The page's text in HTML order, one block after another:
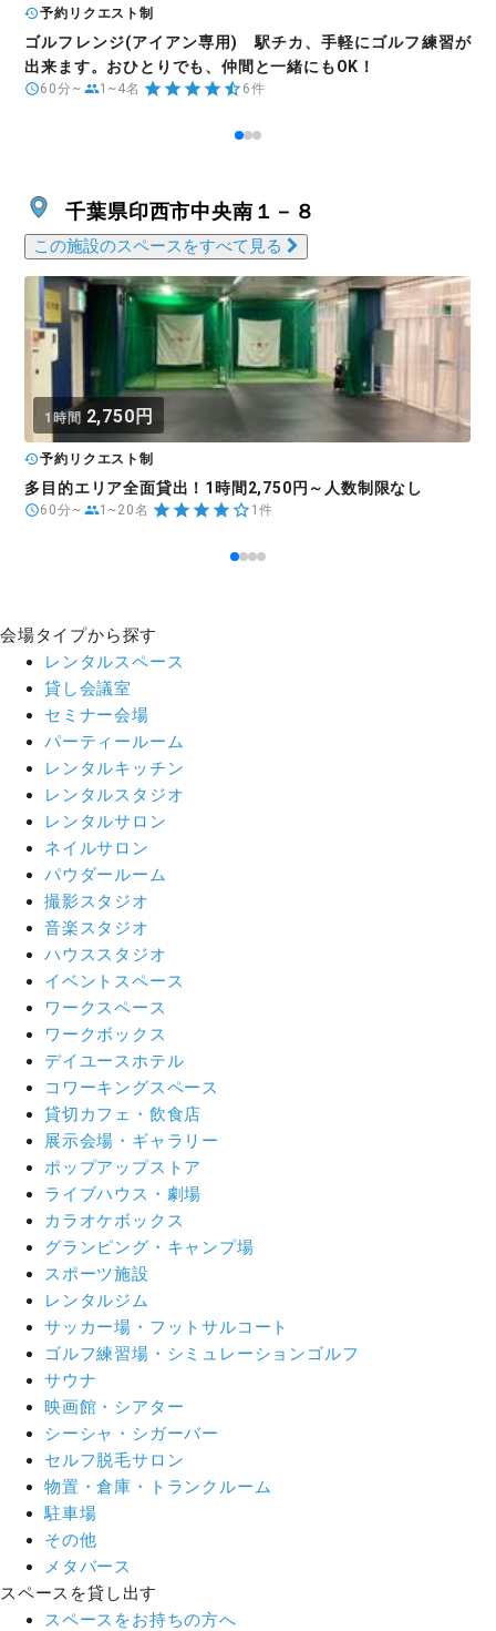
予約リクエスト制
ゴルフレンジ(アイアン専用) 駅チカ、手軽にゴルフ練習が
出来ます。おひとりでも、仲間と一緒にもOK！
60分~ 1~4名 6件
千葉県印西市中央南１－８
この施設のスペースをすべて見る
1時間 2,750円
予約リクエスト制
多目的エリア全面貸出！1時間2,750円～人数制限なし
60分~ 1~20名 1件
会場タイプから探す
レンタルスペース
貸し会議室
セミナー会場
パーティールーム
レンタルキッチン
レンタルスタジオ
レンタルサロン
ネイルサロン
パウダールーム
撮影スタジオ
音楽スタジオ
ハウススタジオ
イベントスペース
ワークスペース
ワークボックス
デイユースホテル
コワーキングスペース
貸切カフェ・飲食店
展示会場・ギャラリー
ポップアップストア
ライブハウス・劇場
カラオケボックス
グランピング・キャンプ場
スポーツ施設
レンタルジム
サッカー場・フットサルコート
ゴルフ練習場・シミュレーションゴルフ
サウナ
映画館・シアター
シーシャ・シガーバー
セルフ脱毛サロン
物置・倉庫・トランクルーム
駐車場
その他
メタバース
スペースを貸し出す
スペースをお持ちの方へ